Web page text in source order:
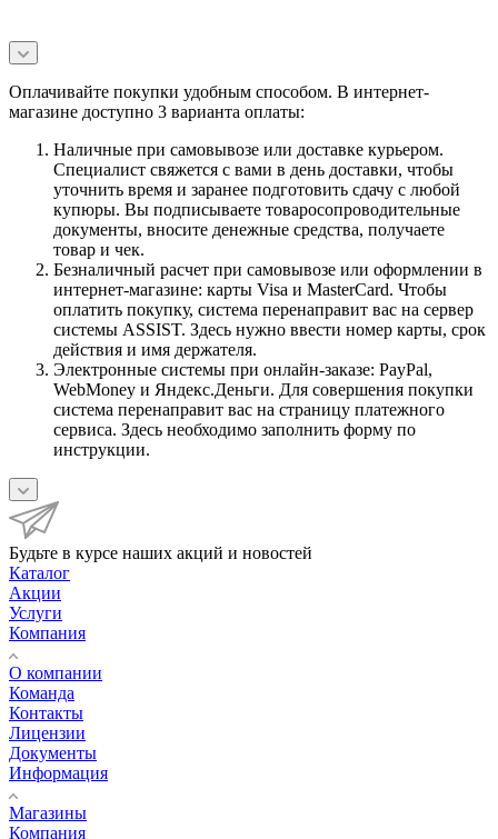
Оплачивайте покупки удобным способом. В интернет-
магазине доступно 3 варианта оплаты:
Наличные при самовывозе или доставке курьером.
Специалист свяжется с вами в день доставки, чтобы
уточнить время и заранее подготовить сдачу с любой
купюры. Вы подписываете товаросопроводительные
документы, вносите денежные средства, получаете
товар и чек.
Безналичный расчет при самовывозе или оформлении в
интернет-магазине: карты Visa и MasterCard. Чтобы
оплатить покупку, система перенаправит вас на сервер
системы ASSIST. Здесь нужно ввести номер карты, срок
действия и имя держателя.
Электронные системы при онлайн-заказе: PayPal,
WebMoney и Яндекс.Деньги. Для совершения покупки
система перенаправит вас на страницу платежного
сервиса. Здесь необходимо заполнить форму по
инструкции.
Будьте в курсе наших акций и новостей
Каталог
Акции
Услуги
Компания
О компании
Команда
Контакты
Лицензии
Документы
Информация
Магазины
Компания